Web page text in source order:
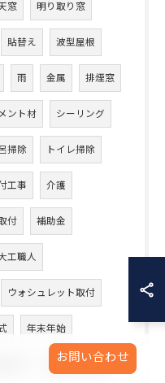
窓 明り取り窓
貼替え 波型屋根
雨 金属 排煙窓
ント材 シーリング
掃除 トイレ掃除
工事 介護
付 補助金
工職人
ウォシュレット取付
年末年始
らせ 年末年始休業
お問い合わせ